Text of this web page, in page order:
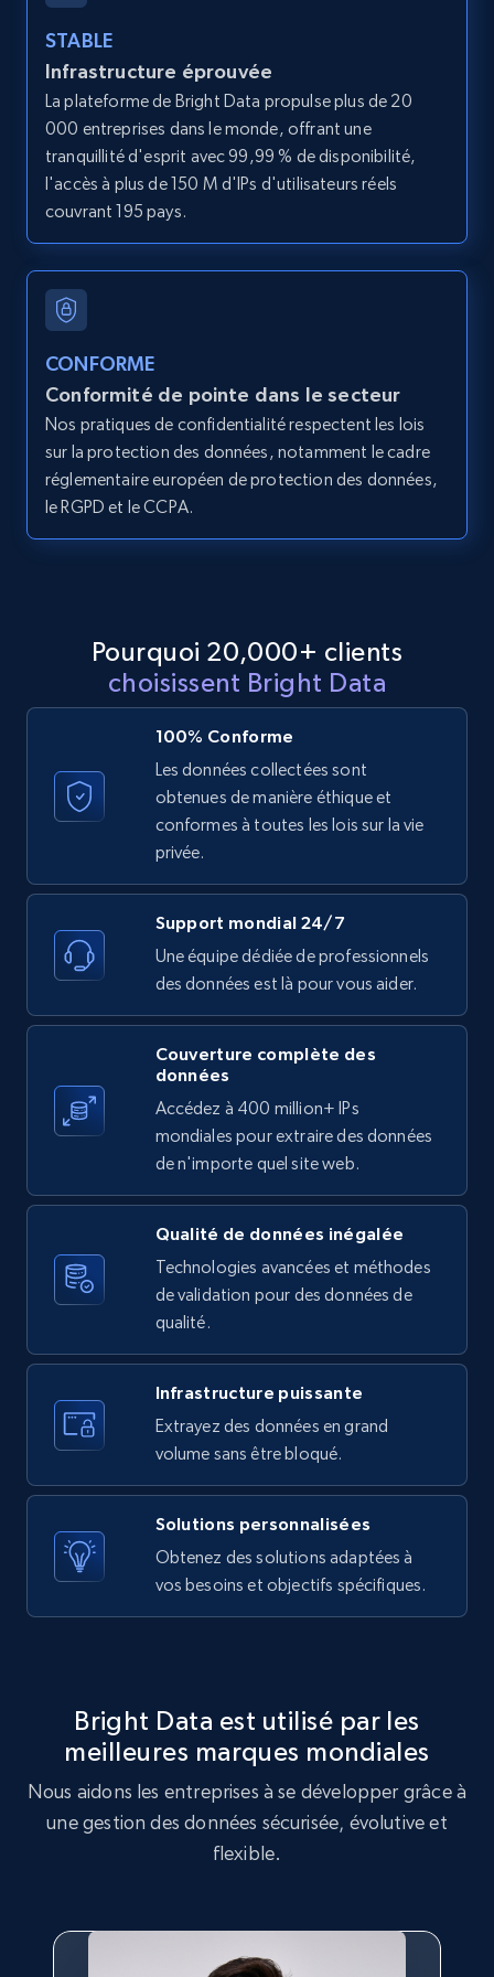
text, Date posted, and more.
11.3K+
LinkedIn posts - Discover posts by Profile
URL
URL, ID, User id, Use url, Title, Headline, Post
text, Date posted, and more.
11.3K+ 1.5K+ Essai gratuit
LinkedIn posts - Discover new posts
11.3K+ 1.5K+ Essai gratuit
ID, User posted, Name, Description, Date
posted, Photos, URL, Quoted post, and more.
X (formerly Twitter) - Posts - Collecting
Twitter posts URLs
ID, User posted, Name, Description, Date
posted, Photos, URL, Quoted post, and more.
10.4K+ 1.2K+ Essai gratuit
X (formerly Twitter) - Posts - Getting x
posts by array of profiles
ID, User posted, Name, Description, Date
posted, Photos, URL, Quoted post, and more.
1.2K+ Essai gratuit
TikTok - Profiles
Account id, Nickname, Biography, Awg
engagement rate, Comment engagement rate,
Like engagement rate, Bio link, Predicted lang,
TikTok - Profiles - Discover by search URL
and country
Account id, Nickname, Biography, Awg
engagement rate, Comment engagement rate,
STABLE
Infrastructure éprouvée
La plateforme de Bright Data propulse plus de 20
000 entreprises dans le monde, offrant une
tranquillité d'esprit avec 99,99 % de disponibilité,
l'accès à plus de 150 M d'IPs d'utilisateurs réels
couvrant 195 pays.
CONFORME
Conformité de pointe dans le secteur
Nos pratiques de confidentialité respectent les lois
sur la protection des données, notamment le cadre
réglementaire européen de protection des données,
le RGPD et le CCPA.
Pourquoi 20,000+ clients
choisissent Bright Data
100% Conforme
Les données collectées sont
obtenues de manière éthique et
conformes à toutes les lois sur la vie
privée.
Support mondial 24/7
Une équipe dédiée de professionnels
des données est là pour vous aider.
Couverture complète des
données
Accédez à 400 million+ IPs
mondiales pour extraire des données
de n'importe quel site web.
Qualité de données inégalée
Technologies avancées et méthodes
de validation pour des données de
qualité.
Infrastructure puissante
Extrayez des données en grand
volume sans être bloqué.
Solutions personnalisées
Obtenez des solutions adaptées à
vos besoins et objectifs spécifiques.
Bright Data est utilisé par les
meilleures marques mondiales
Nous aidons les entreprises à se développer grâce à
une gestion des données sécurisée, évolutive et
flexible.